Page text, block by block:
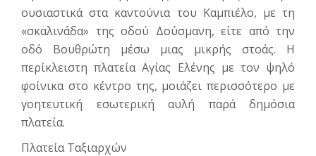
ουσιαστικά στα καντούνια του Καμπιέλο, με τη
«σκαλινάδα» της οδού Δούσμανη, είτε από την
οδό Βουθρώτη μέσω μιας μικρής στοάς. Η
περίκλειστη πλατεία Αγίας Ελένης με τον ψηλό
φοίνικα στο κέντρο της, μοιάζει περισσότερο με
γοητευτική εσωτερική αυλή παρά δημόσια
πλατεία.
Πλατεία Ταξιαρχών